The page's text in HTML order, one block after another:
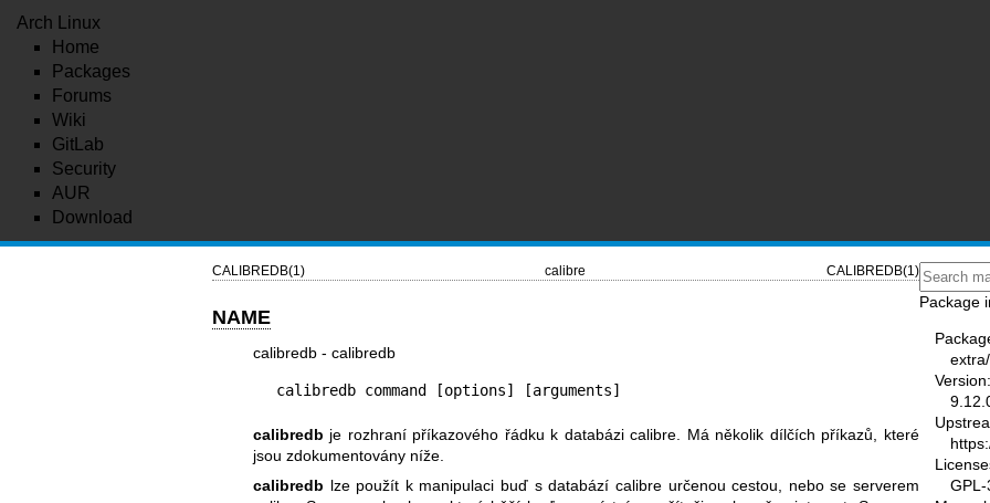
Arch Linux
Home
Packages
Forums
Wiki
GitLab
Security
AUR
Download
CALIBREDB(1) calibre CALIBREDB(1)
NAME
calibredb - calibredb
calibredb command [options] [arguments]
calibredb je rozhraní příkazového řádku k databázi calibre. Má několik dílčích příkazů, které
jsou zdokumentovány níže.
calibredb lze použít k manipulaci buď s databází calibre určenou cestou, nebo se serverem
Package
Version: